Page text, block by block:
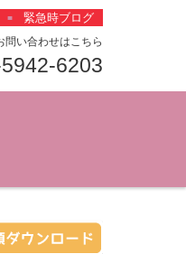
緊急時ブログ
問い合わせはこちら
6203